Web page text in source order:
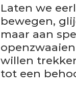
Laten we
bewegen,
maar aan
willen
tot een